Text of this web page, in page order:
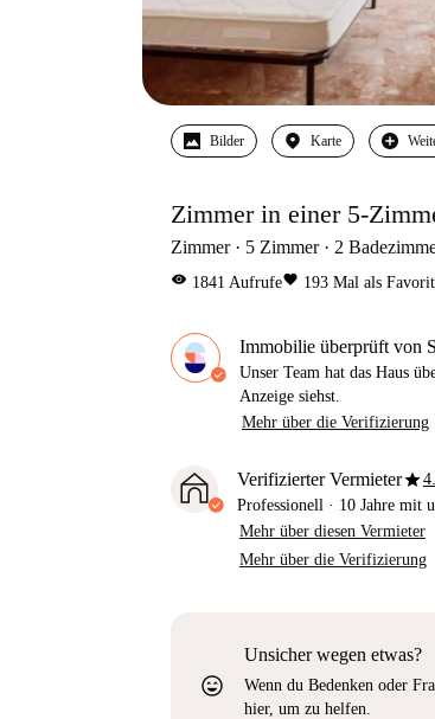
Bilder Karte
Zimmer in einer 5-
Zimmer 5 Zimmer 2
visibility 1841 Aufrufefavorite 193 Mal als
Immobilie überprüft von
Unser Team hat das Haus
Anzeige siehst.
Mehr über die Verifizierung
Verifizierter Vermieterstar
Professionell · 10 Jahre mit
Mehr über diesen Vermieter
Mehr über die Verifizierung
sentiment_very_satisfied
Unsicher wegen etwas?
Wenn du Bedenken oder
hier, um zu helfen.